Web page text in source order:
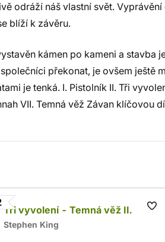
odráží náš vlastní svět.
blíží k závěru.
kámen po kameni a stavba
překonat, je ovšem ještě
je tenká. I. Pistolník II. Tři
VII. Temná věž Závan klíčovou
Tři vyvolení - Temná věž II.
Stephen King